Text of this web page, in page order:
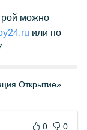
можно
или по
Открытие»
0 0